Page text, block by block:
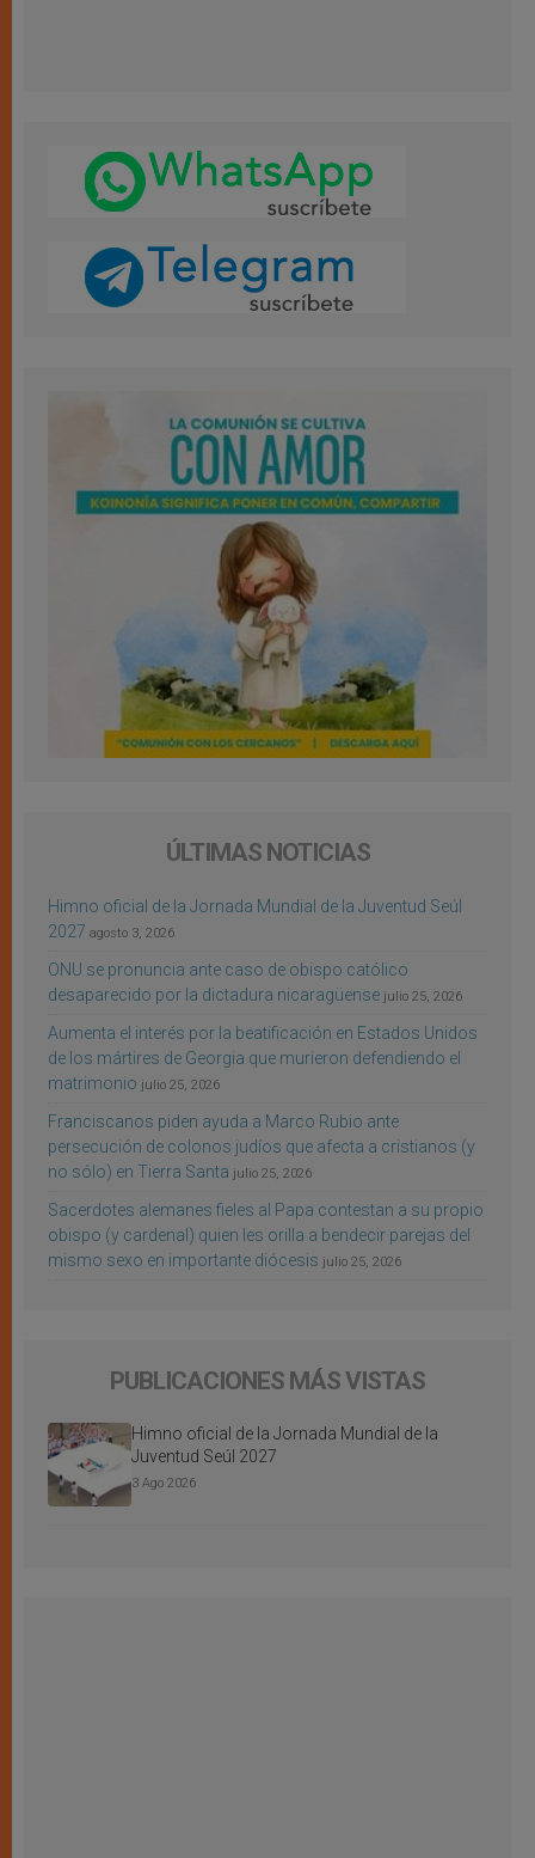
ÚLTIMAS NOTICIAS
Himno oficial de la Jornada Mundial de la Juventud Seúl
2027 agosto 3, 2026
ONU se pronuncia ante caso de obispo católico
desaparecido por la dictadura nicaragüense julio 25, 2026
Aumenta el interés por la beatificación en Estados Unidos
de los mártires de Georgia que murieron defendiendo el
matrimonio julio 25, 2026
Franciscanos piden ayuda a Marco Rubio ante
persecución de colonos judíos que afecta a cristianos (y
no sólo) en Tierra Santa julio 25, 2026
Sacerdotes alemanes fieles al Papa contestan a su propio
obispo (y cardenal) quien les orilla a bendecir parejas del
mismo sexo en importante diócesis julio 25, 2026
PUBLICACIONES MÁS VISTAS
Himno oficial de la Jornada Mundial de la
Juventud Seúl 2027
3 Ago 2026